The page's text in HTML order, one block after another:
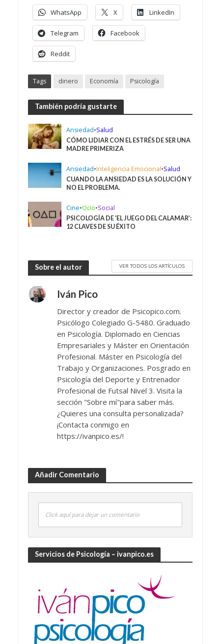
WhatsApp X LinkedIn
Telegram Facebook
Reddit
Tags dinero Economía Psicología
También podría gustarte
Ansiedad•Salud
CÓMO LIDIAR CON EL ESTRÉS DE SER UNA
MADRE PRIMERIZA
Ansiedad•Inteligencia Emocional•Salud
CUANDO LA ANSIEDAD ES LA SOLUCIÓN Y
NO EL PROBLEMA.
Cine•Ocio•Social
PSICOLOGÍA DE ‘EL JUEGO DEL CALAMAR’:
12 CLAVES DE SU ÉXITO
Sobre el autor VER TODOS LOS ARTÍCULOS
Iván Pico
Director y creador de Psicopico.com.
Psicólogo Colegiado G-5480. Graduado
en Psicología. Diplomado en Ciencias
Empresariales y Máster en Orientación
Profesional. Máster en Psicología del
Trabajo y Organizaciones. Posgrado en
Psicología del Deporte y Entrenador
Profesional de Futsal Nivel 3. Visita la
sección "Sobre mí"para saber más.
¿Quieres una consulta personalizada?
¡Contacta conmigo en
https://ivanpico.es/!
Añadir Comentario
Click aquí para dejar un comentario
Servicios de Psicología – ivanpico.es